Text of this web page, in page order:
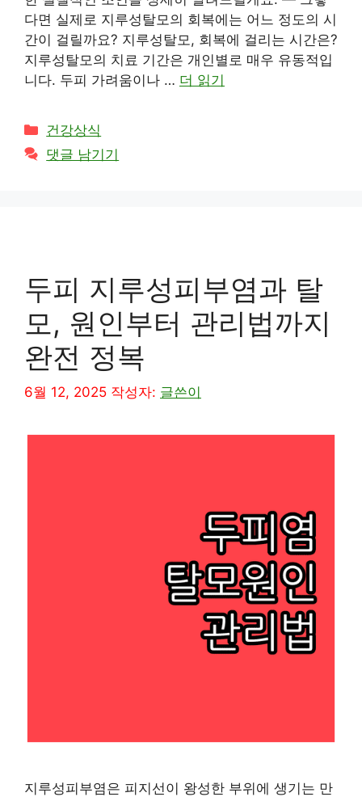
다면 실제로 지루성탈모의 회복에는 어느 정도의 시
간이 걸릴까요? 지루성탈모, 회복에 걸리는 시간은?
지루성탈모의 치료 기간은 개인별로 매우 유동적입
니다. 두피 가려움이나 … 더 읽기
카
테
고
건강상식
댓글 남기기
두피 지루성피부염과 탈
모, 원인부터 관리법까지
완전 정복
6월 12, 2025 작성자: 글쓴이
지루성피부염은 피지선이 왕성한 부위에 생기는 만